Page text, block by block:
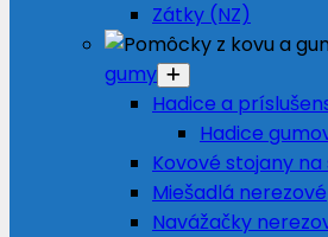
Zátky (NZ)
gumy
Hadice a
Hadice
Kovové stojany
Miešadlá nerezové
Navážačky